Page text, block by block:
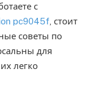
с
pc9045f , стоит
советы по
для
легко